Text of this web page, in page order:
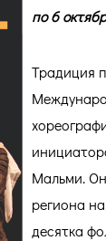
по 6
Традиция
Мальми.
региона
десятка